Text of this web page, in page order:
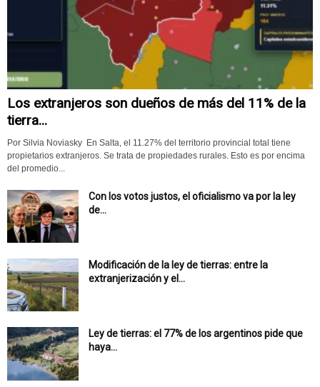
Los extranjeros son dueños de más del 11% de la
tierra...
Por Silvia Noviasky En Salta, el 11.27% del territorio provincial total tiene
propietarios extranjeros. Se trata de propiedades rurales. Esto es por encima
del promedio...
Con los votos justos, el oficialismo va por la ley
de...
Modificación de la ley de tierras: entre la
extranjerización y el...
Ley de tierras: el 77% de los argentinos pide que
haya...